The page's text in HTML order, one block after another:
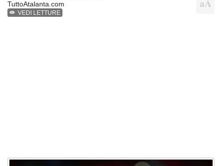
TuttoAtalanta.com
VEDI LETTURE